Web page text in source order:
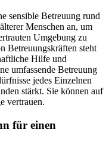
sensible Betreuung rund
Menschen an, um
Umgebung zu
Betreuungskräften steht
Hilfe und
umfassende Betreuung
jedes Einzelnen
stärkt. Sie können auf
vertrauen.
für einen